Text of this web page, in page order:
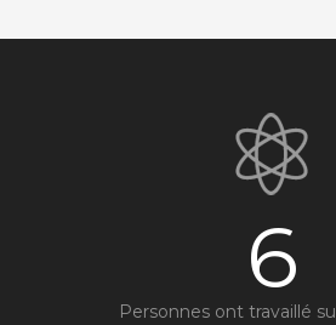
6
Personnes ont travaillé